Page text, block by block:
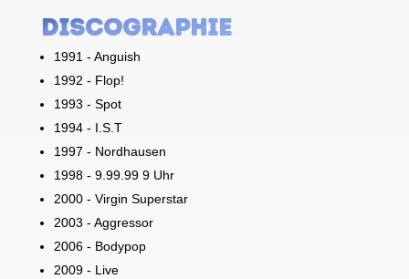
Discographie
1991 - Anguish
1992 - Flop!
1993 - Spot
1994 - I.S.T
1997 - Nordhausen
1998 - 9.99.99 9 Uhr
2000 - Virgin Superstar
2003 - Aggressor
2006 - Bodypop
2009 - Live